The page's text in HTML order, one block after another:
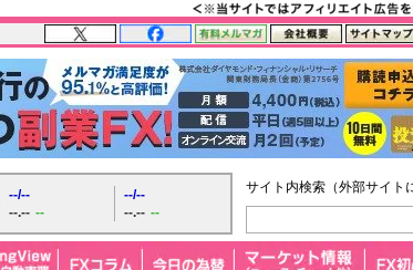
--/--
--.-- --
--/--
--.-- --
サイト内検索（外部サイト